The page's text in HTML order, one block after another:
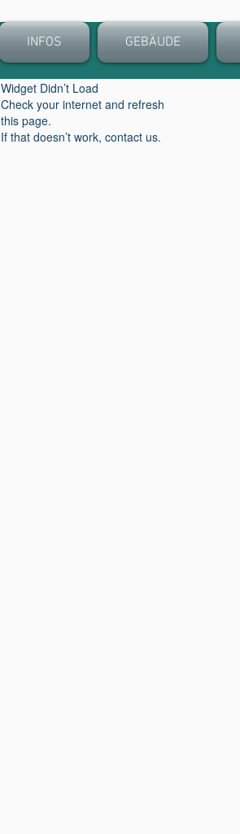
INFOS GEBÄUDE
Widget Didn’t Load
Check your internet and refresh
this page.
If that doesn’t work, contact us.